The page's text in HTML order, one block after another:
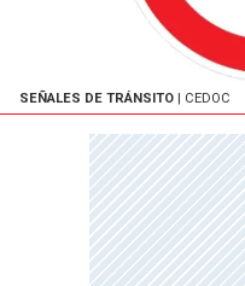
SEÑALES DE TRÁNSITO | CEDOC